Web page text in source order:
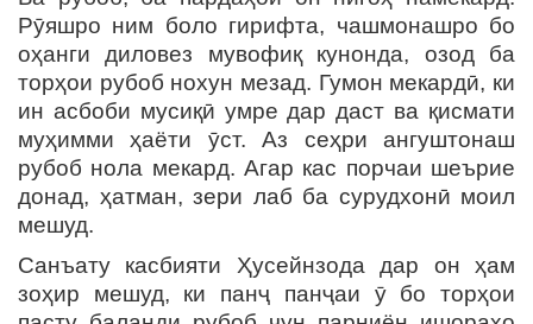
Рӯяшро ним боло гирифта, чашмонашро бо
оҳанги диловез мувофиқ кунонда, озод ба
торҳои рубоб нохун мезад. Гумон мекардӣ, ки
ин асбоби мусиқӣ умре дар даст ва қисмати
муҳимми ҳаёти ӯст. Аз сеҳри ангуштонаш
рубоб нола мекард. Агар кас порчаи шеърие
донад, ҳатман, зери лаб ба сурудхонӣ моил
мешуд.
Санъату касбияти Ҳусейнзода дар он ҳам
зоҳир мешуд, ки панҷ панҷаи ӯ бо торҳои